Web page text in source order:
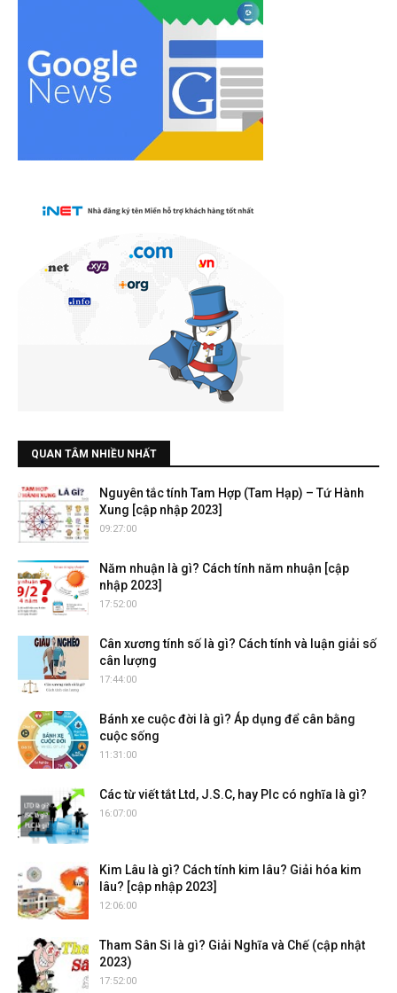
QUAN TÂM NHIỀU NHẤT
Nguyên tắc tính Tam Hợp (Tam Hạp) – Tứ Hành
Xung [cập nhập 2023]
09:27:00
Năm nhuận là gì? Cách tính năm nhuận [cập
nhập 2023]
17:52:00
Cân xương tính số là gì? Cách tính và luận giải số
cân lượng
17:44:00
Bánh xe cuộc đời là gì? Áp dụng để cân bằng
cuộc sống
11:31:00
Các từ viết tắt Ltd, J.S.C, hay Plc có nghĩa là gì?
16:07:00
Kim Lâu là gì? Cách tính kim lâu? Giải hóa kim
lâu? [cập nhập 2023]
12:06:00
Tham Sân Si là gì? Giải Nghĩa và Chế (cập nhật
2023)
17:52:00